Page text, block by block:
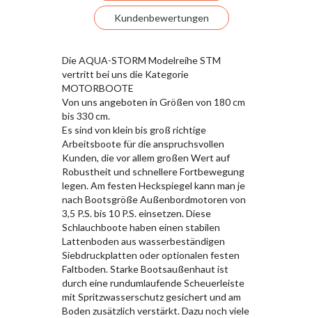
Kundenbewertungen
Die AQUA-STORM Modelreihe STM
vertritt bei uns die Kategorie
MOTORBOOTE
Von uns angeboten in Größen von 180 cm
bis 330 cm.
Es sind von klein bis groß richtige
Arbeitsboote für die anspruchsvollen
Kunden, die vor allem großen Wert auf
Robustheit und schnellere Fortbewegung
legen. Am festen Heckspiegel kann man je
nach Bootsgröße Außenbordmotoren von
3,5 P.S. bis 10 P.S. einsetzen. Diese
Schlauchboote haben einen stabilen
Lattenboden aus wasserbeständigen
Siebdruckplatten oder optionalen festen
Faltboden. Starke Bootsaußenhaut ist
durch eine rundumlaufende Scheuerleiste
mit Spritzwasserschutz gesichert und am
Boden zusätzlich verstärkt. Dazu noch viele